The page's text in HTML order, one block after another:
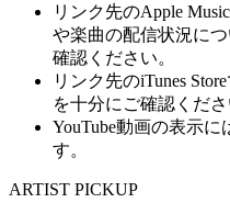
リンク先のApple
や楽曲の配信状況に
確認ください。
リンク先のiTunes
を十分にご確認くださ
YouTube動画の表示に
す。
ARTIST PICKUP